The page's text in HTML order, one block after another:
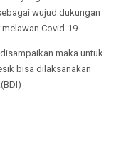
wujud dukungan
Covid-19.
maka untuk
bisa dilaksanakan